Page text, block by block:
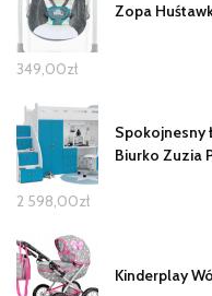
Zopa
349,00zł
Spokojnesny
Biurko Zuzia
2 598,00zł
Kinderplay